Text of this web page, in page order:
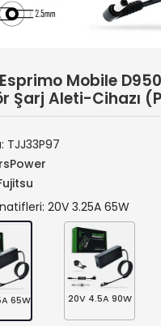
Mobile
Şarj Aleti-Cihazı
TJJ33P97
20V 3.25A 65W
65W 20V 4.5A 90W